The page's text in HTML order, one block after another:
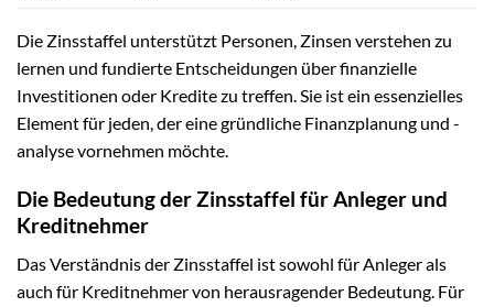
Die Zinsstaffel unterstützt Personen, Zinsen verstehen zu
lernen und fundierte Entscheidungen über finanzielle
Investitionen oder Kredite zu treffen. Sie ist ein essenzielles
Element für jeden, der eine gründliche Finanzplanung und -
analyse vornehmen möchte.
Die Bedeutung der Zinsstaffel für Anleger und
Kreditnehmer
Das Verständnis der Zinsstaffel ist sowohl für Anleger als
auch für Kreditnehmer von herausragender Bedeutung. Für